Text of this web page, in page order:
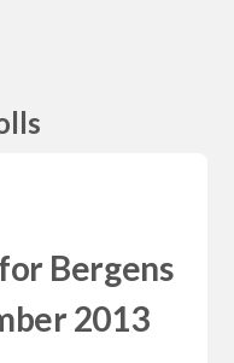
Bergens
2013